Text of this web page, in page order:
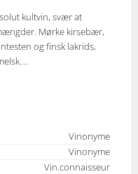
kultvin, svær at
Mørke kirsebær,
og finsk lakrids,
Vinonyme
Vinonyme
Vin.connaisseur